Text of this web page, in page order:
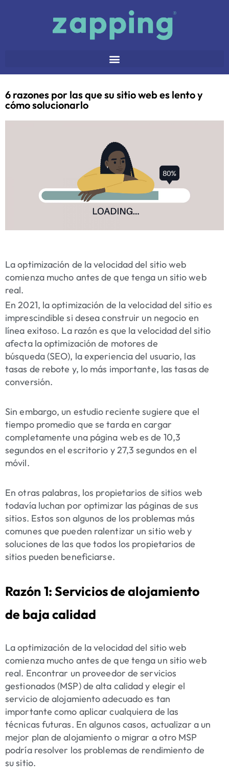
6 razones por las que su sitio web es lento y
cómo solucionarlo
La optimización de la velocidad del sitio web
comienza mucho antes de que tenga un sitio web
real.
En 2021, la optimización de la velocidad del sitio es
imprescindible si desea construir un negocio en
línea exitoso. La razón es que la velocidad del sitio
afecta la optimización de motores de
búsqueda(SEO), la experiencia del usuario, las
tasas de rebote y, lo más importante, las tasas de
conversión.
Sin embargo, un estudio reciente sugiere que el
tiempo promedio que se tarda en cargar
completamente una página web es de 10,3
segundos en el escritorio y 27,3 segundos en el
móvil.
En otras palabras, los propietarios de sitios web
todavía luchan por optimizar las páginas de sus
sitios. Estos son algunos de los problemas más
comunes que pueden ralentizar un sitio web y
soluciones de las que todos los propietarios de
sitios pueden beneficiarse.
Razón 1: Servicios de alojamiento
de baja calidad
La optimización de la velocidad del sitio web
comienza mucho antes de que tenga un sitio web
real. Encontrar un proveedor de servicios
gestionados (MSP) de alta calidad y elegir el
servicio de alojamiento adecuado es tan
importante como aplicar cualquiera de las
técnicas futuras. En algunos casos, actualizar a un
mejor plan de alojamiento o migrar a otro MSP
podría resolver los problemas de rendimiento de
su sitio.